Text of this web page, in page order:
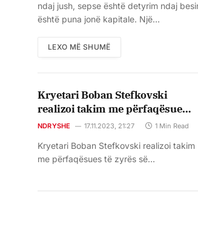
ndaj jush, sepse është detyrim ndaj
është puna jonë kapitale. Një…
LEXO MË SHUMË
Kryetari Boban Stefkovski
realizoi takim me përfaqësues
të zyrës së OSBE-së në Shkup
NDRYSHE 17.11.2023, 21:27 1 Min Read
Kryetari Boban Stefkovski realizoi takim
me përfaqësues të zyrës së…